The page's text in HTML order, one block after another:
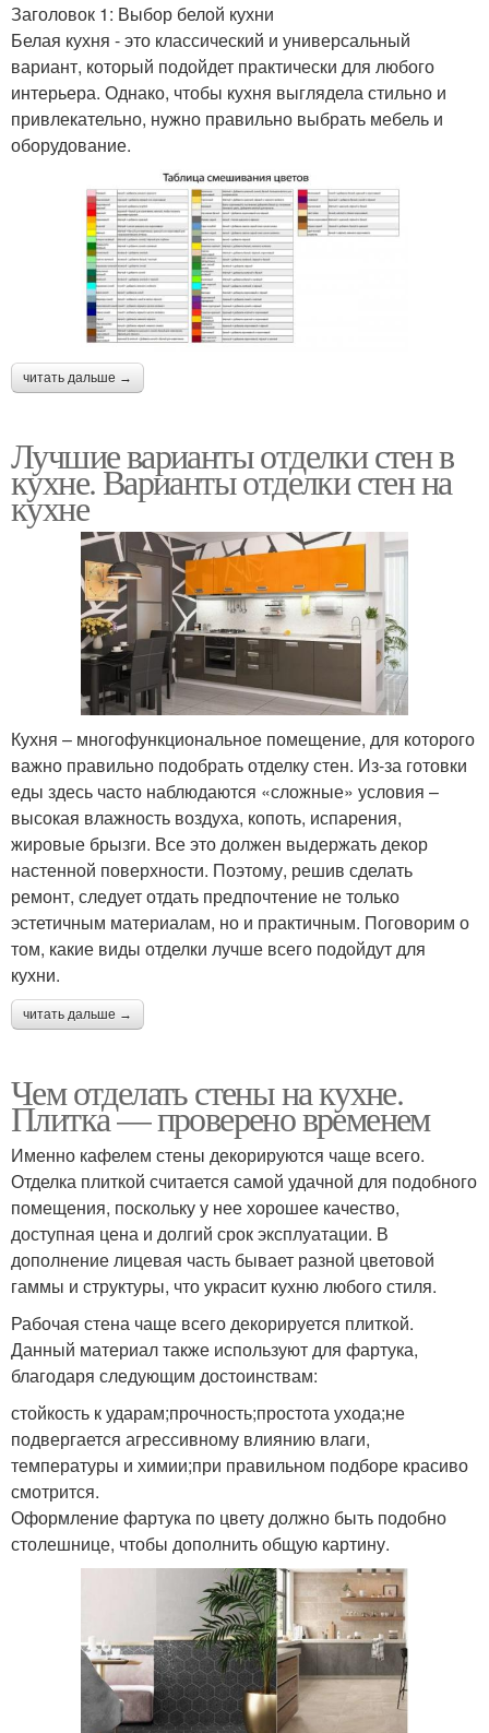
Заголовок 1: Выбор белой кухни
Белая кухня - это классический и универсальный
вариант, который подойдет практически для любого
интерьера. Однако, чтобы кухня выглядела стильно и
привлекательно, нужно правильно выбрать мебель и
оборудование.
читать дальше →
Лучшие варианты отделки стен в
кухне. Варианты отделки стен на
кухне
Кухня – многофункциональное помещение, для которого
важно правильно подобрать отделку стен. Из-за готовки
еды здесь часто наблюдаются «сложные» условия –
высокая влажность воздуха, копоть, испарения,
жировые брызги. Все это должен выдержать декор
настенной поверхности. Поэтому, решив сделать
ремонт, следует отдать предпочтение не только
эстетичным материалам, но и практичным. Поговорим о
том, какие виды отделки лучше всего подойдут для
кухни.
читать дальше →
Чем отделать стены на кухне.
Плитка — проверено временем
Именно кафелем стены декорируются чаще всего.
Отделка плиткой считается самой удачной для подобного
помещения, поскольку у нее хорошее качество,
доступная цена и долгий срок эксплуатации. В
дополнение лицевая часть бывает разной цветовой
гаммы и структуры, что украсит кухню любого стиля.
Рабочая стена чаще всего декорируется плиткой.
Данный материал также используют для фартука,
благодаря следующим достоинствам:
стойкость к ударам;прочность;простота ухода;не
подвергается агрессивному влиянию влаги,
температуры и химии;при правильном подборе красиво
смотрится.
Оформление фартука по цвету должно быть подобно
столешнице, чтобы дополнить общую картину.